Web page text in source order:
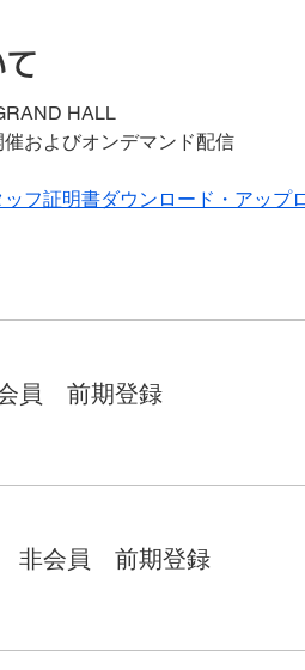
HALL
およびオンデマンド配信
フ証明書ダウンロード・アップ
員 前期登録
非会員 前期登録